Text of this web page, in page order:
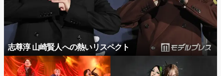
志尊淳 山崎賢人への熱いリスペクト